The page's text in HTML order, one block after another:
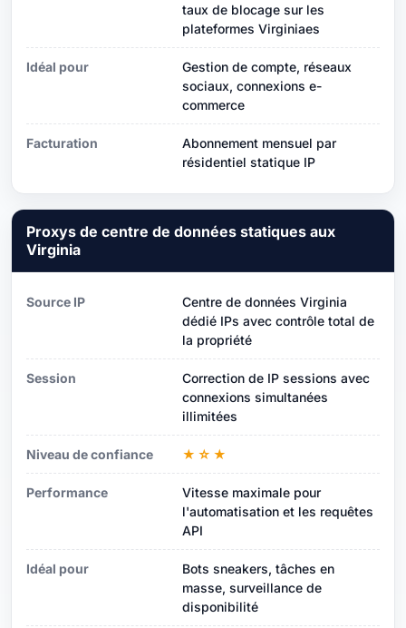
taux de blocage sur les
plateformes Virginiaes
Idéal pour
Gestion de compte, réseaux
sociaux, connexions e-
commerce
Facturation
Abonnement mensuel par
résidentiel statique IP
Proxys de centre de données statiques aux
Virginia
Source IP
Centre de données Virginia
dédié IPs avec contrôle total de
la propriété
Session
Correction de IP sessions avec
connexions simultanées
illimitées
Niveau de confiance ★☆★
Performance
Vitesse maximale pour
l'automatisation et les requêtes
API
Idéal pour
Bots sneakers, tâches en
masse, surveillance de
disponibilité